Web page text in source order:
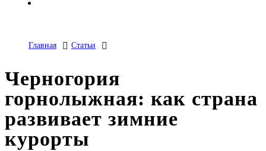
Главная Статьи
Черногория
горнолыжная: как страна
развивает зимние
курорты